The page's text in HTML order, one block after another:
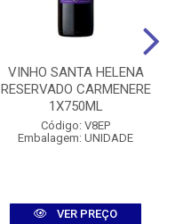
VINHO SANTA HELENA
RESERVADO CARMENERE
1X750ML
Código: V8EP
Embalagem: UNIDADE
VER PREÇO